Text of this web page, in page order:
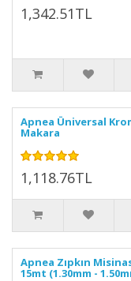
1,342.51TL
Apnea Üniversal
Makara
1,118.76TL
Apnea Zıpkın
15mt (1.30mm -